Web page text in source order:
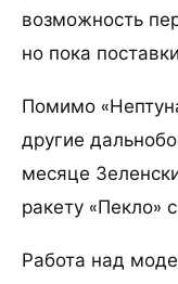
возможность
но пока
Помимо
другие
месяце
ракету «Пекло»
Работа над